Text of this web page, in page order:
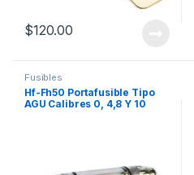
$120.00
Fusibles
Hf-Fh50 Portafusible Tipo
AGU Calibres 0, 4,8 Y 10